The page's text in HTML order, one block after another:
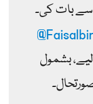
سے بات کی۔
بشمول